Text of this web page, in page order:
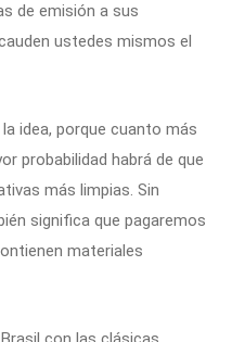
de emisión a sus
ustedes mismos el
idea, porque cuanto más
probabilidad habrá de que
más limpias. Sin
significa que pagaremos
materiales